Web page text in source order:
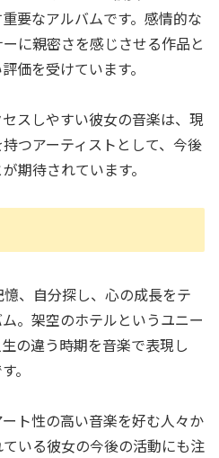
要なアルバムです。感情的な
に親密さを感じさせる作品と
価を受けています。
スしやすい彼女の音楽は、現
つアーティストとして、今後
期待されています。
、自分探し、心の成長をテ
。架空のホテルというユニー
の違う時期を音楽で表現し
。
ト性の高い音楽を好む人々か
いる彼女の今後の活動にも注